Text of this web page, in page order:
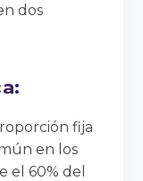
dos
fija
en los
el 60% del